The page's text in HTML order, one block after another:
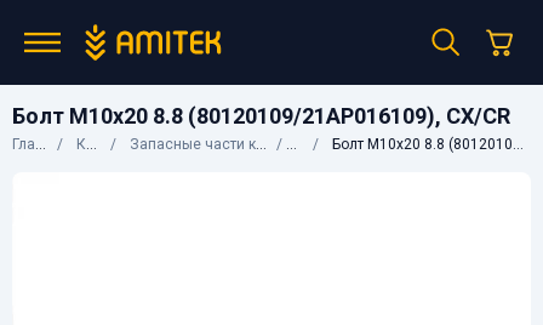
Болт M10х20 8.8 (80120109/21AP016109), CX/CR
Главная Каталог Запасные части к сельхозтехнике CNH Болт M10х20 8.8 (80120109/21AP016109), CX/CR